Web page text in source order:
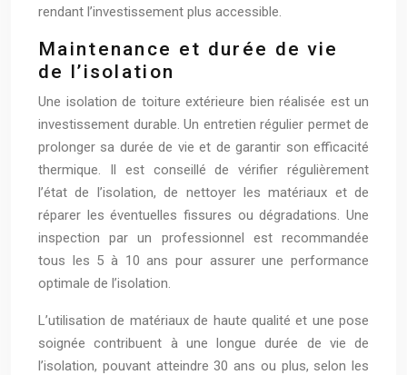
rendant l’investissement plus accessible.
Maintenance et durée de vie
de l’isolation
Une isolation de toiture extérieure bien réalisée est un
investissement durable. Un entretien régulier permet de
prolonger sa durée de vie et de garantir son efficacité
thermique. Il est conseillé de vérifier régulièrement
l’état de l’isolation, de nettoyer les matériaux et de
réparer les éventuelles fissures ou dégradations. Une
inspection par un professionnel est recommandée
tous les 5 à 10 ans pour assurer une performance
optimale de l’isolation.
L’utilisation de matériaux de haute qualité et une pose
soignée contribuent à une longue durée de vie de
l’isolation, pouvant atteindre 30 ans ou plus, selon les